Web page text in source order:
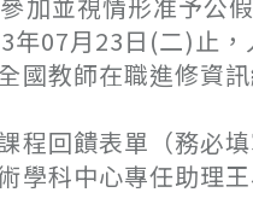
年07月23日(二)止
國教師在職進修資
程回饋表單（務必
學科中心專任助理